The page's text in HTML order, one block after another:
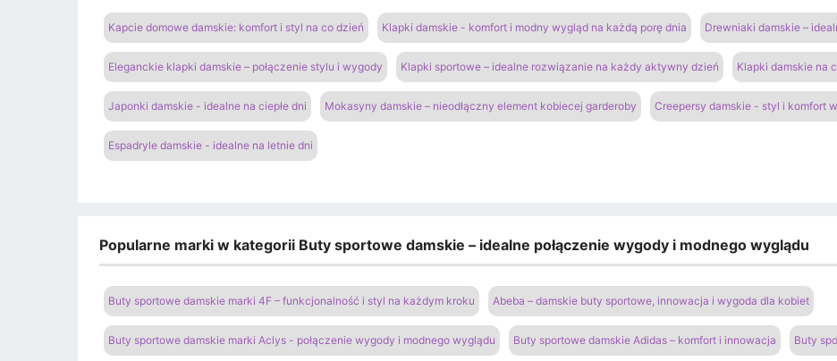
Kapcie domowe damskie: komfort i styl na co dzień Klapki damskie - komfort i modny wygląd na każdą porę dnia Drewniaki damskie –
Eleganckie klapki damskie – połączenie stylu i wygody Klapki sportowe – idealne rozwiązanie na każdy aktywny dzień Klapki damskie na
Japonki damskie - idealne na ciepłe dni Mokasyny damskie – nieodłączny element kobiecej garderoby Creepersy damskie - styl i komfort
Espadryle damskie - idealne na letnie dni
Popularne marki w kategorii Buty sportowe damskie – idealne połączenie wygody i modnego wyglądu
Buty sportowe damskie marki 4F – funkcjonalność i styl na każdym kroku Abeba – damskie buty sportowe, innowacja i wygoda dla kobiet
Buty sportowe damskie marki Aclys - połączenie wygody i modnego wyglądu Buty sportowe damskie Adidas – komfort i innowacja Buty